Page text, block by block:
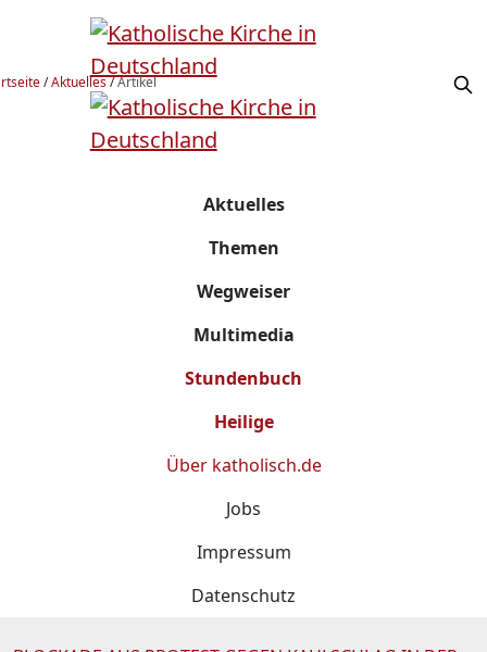
/Aktuelles/Artikel
Aktuelles
Themen
Wegweiser
Multimedia
Stundenbuch
Heilige
Über katholisch.de
Jobs
Impressum
Datenschutz